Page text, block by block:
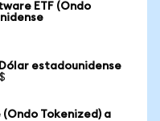
ETF (Ondo
estadounidense
Tokenized) a